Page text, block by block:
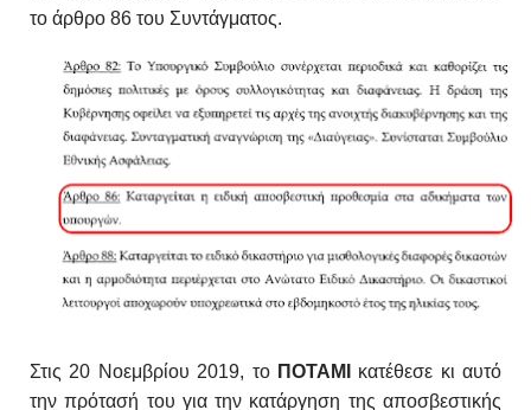
το άρθρο 86 του Συντάγματος.
Στις 20 Νοεμβρίου 2019, το ΠΟΤΑΜΙ κατέθεσε κι αυτό
την πρότασή του για την κατάργηση της αποσβεστικής